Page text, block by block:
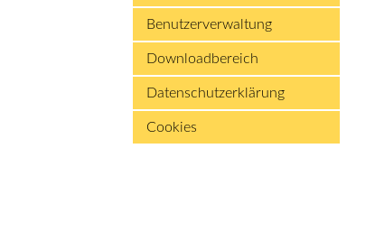
Benutzerverwaltung
Downloadbereich
Datenschutzerklärung
Cookies